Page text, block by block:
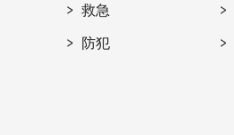
救急
防犯